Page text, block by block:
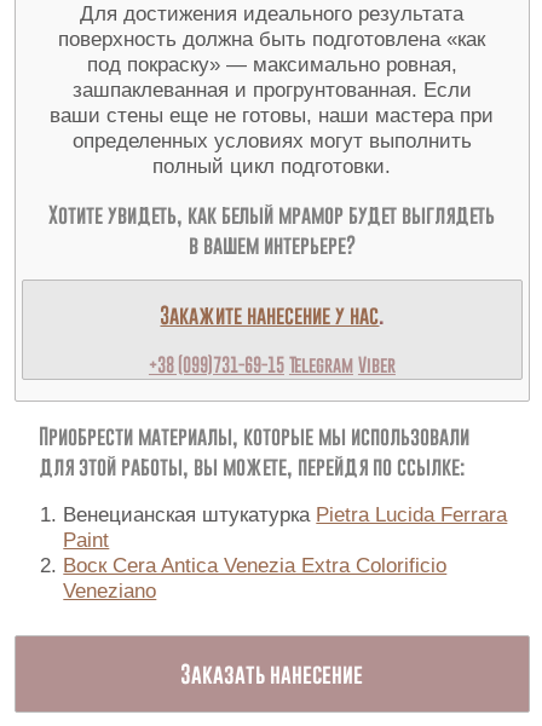
Для достижения идеального результата
поверхность должна быть подготовлена «как
под покраску» — максимально ровная,
зашпаклеванная и прогрунтованная. Если
ваши стены еще не готовы, наши мастера при
определенных условиях могут выполнить
полный цикл подготовки.
Хотите увидеть, как белый мрамор будет выглядеть
в вашем интерьере?
Закажите нанесение у нас.
+38 (099)731-69-15TelegramViber
Приобрести материалы, которые мы использовали
для этой работы, вы можете, перейдя по ссылке:
Венецианская штукатурка Pietra Lucida Ferrara
Paint
Воск Cera Antica Venezia Extra Colorificio
Veneziano
Заказать нанесение